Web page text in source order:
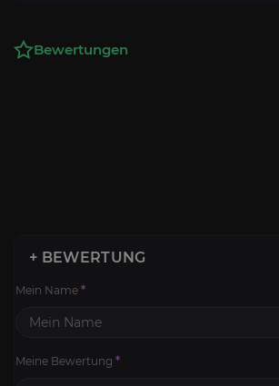
Bewertungen
+ BEWERTUNG
Mein Name *
Meine Bewertung *